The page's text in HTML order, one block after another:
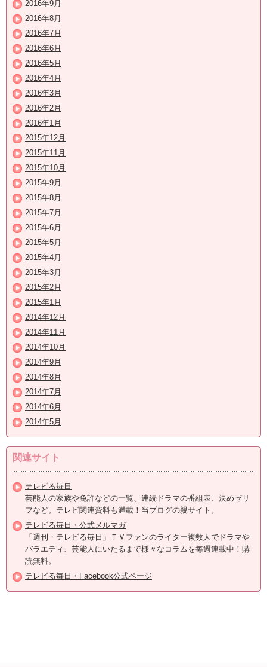
2016年9月
2016年8月
2016年7月
2016年6月
2016年5月
2016年4月
2016年3月
2016年2月
2016年1月
2015年12月
2015年11月
2015年10月
2015年9月
2015年8月
2015年7月
2015年6月
2015年5月
2015年4月
2015年3月
2015年2月
2015年1月
2014年12月
2014年11月
2014年10月
2014年9月
2014年8月
2014年7月
2014年6月
2014年5月
関連サイト
テレビる毎日
芸能人の家族や免許などの一覧、連続ドラマの番組表、決めゼリ
フなど。テレビ関連資料も満載！当ブログの親サイト。
テレビる毎日・公式メルマガ
「週刊・テレビる毎日」ＴＶファンのライター複数人でドラマや
バラエティ、芸能人にいたるまで様々なコラムを毎週連載中！購
読無料。
テレビる毎日・Facebook公式ページ